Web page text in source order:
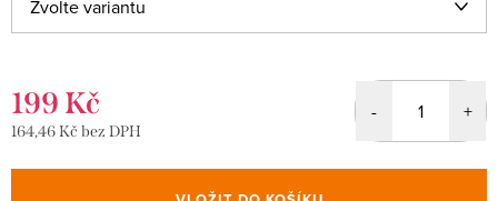
199 Kč
164,46 Kč bez DPH
cena: